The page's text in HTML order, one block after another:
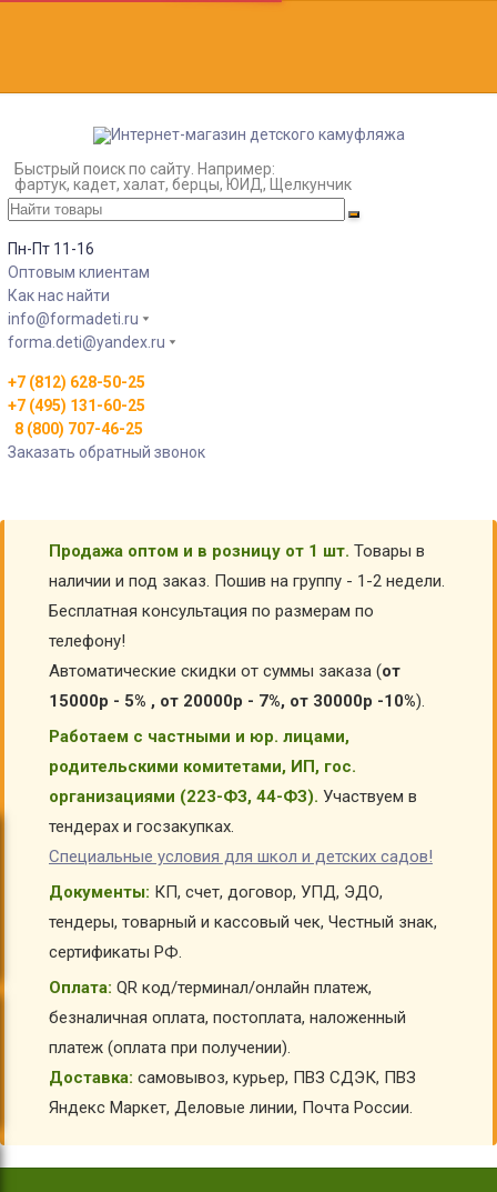
Быстрый поиск по сайту. Например:
фартук, кадет, халат, берцы, ЮИД, Щелкунчик
Пн-Пт 11-16
Оптовым клиентам
Как нас найти
info@formadeti.ru
forma.deti@yandex.ru
+7 (812) 628-50-25
+7 (495) 131-60-25
8 (800) 707-46-25
Заказать обратный звонок
Продажа оптом и в розницу от 1 шт. Товары в
наличии и под заказ. Пошив на группу - 1-2 недели.
Бесплатная консультация по размерам по
телефону!
Автоматические скидки от суммы заказа (от
15000р - 5% , от 20000р - 7%, от 30000р -10%).
Работаем с частными и юр. лицами,
родительскими комитетами, ИП, гос.
организациями (223-ФЗ, 44-ФЗ). Участвуем в
тендерах и госзакупках.
Специальные условия для школ и детских садов!
Документы: КП, счет, договор, УПД, ЭДО,
тендеры, товарный и кассовый чек, Честный знак,
сертификаты РФ.
Оплата: QR код/терминал/онлайн платеж,
безналичная оплата, постоплата, наложенный
платеж (оплата при получении).
Доставка: самовывоз, курьер, ПВЗ СДЭК, ПВЗ
Яндекс Маркет, Деловые линии, Почта России.